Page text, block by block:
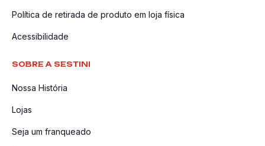
Política de retirada de produto em loja física
Acessibilidade
SOBRE A SESTINI
Nossa História
Lojas
Seja um franqueado